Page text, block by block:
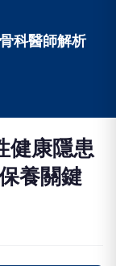
科醫師解析
健康隱患
養關鍵